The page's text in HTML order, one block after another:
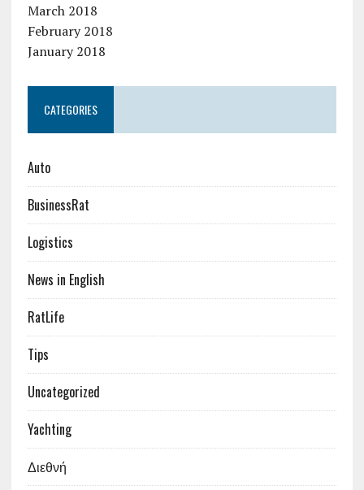
March 2018
February 2018
January 2018
CATEGORIES
Auto
BusinessRat
Logistics
News in English
RatLife
Tips
Uncategorized
Yachting
Διεθνή